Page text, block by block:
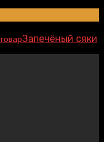
Запечёный сяки